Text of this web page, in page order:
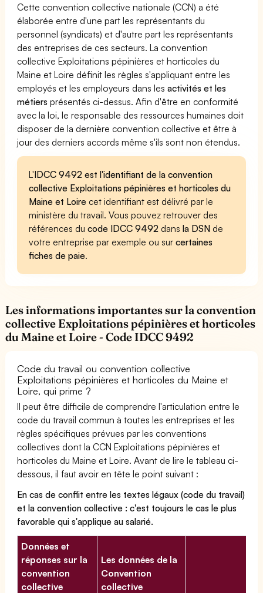
Cette convention collective nationale (CCN) a été
élaborée entre d'une part les représentants du
personnel (syndicats) et d'autre part les représentants
des entreprises de ces secteurs. La convention
collective Exploitations pépinières et horticoles du
Maine et Loire définit les règles s'appliquant entre les
employés et les employeurs dans lesactivités et les
métiers présentés ci-dessus. Afin d'être en conformité
avec la loi, le responsable des ressources humaines doit
disposer de la dernière convention collective et être à
jour des derniers accords même s'ils sont non étendus.
L'IDCC 9492 est l'identifiant de la convention
collective Exploitations pépinières et horticoles du
Maine et Loire cet identifiant est délivré par le
ministère du travail. Vous pouvez retrouver des
références ducode IDCC 9492 dansla DSN de
votre entreprise par exemple ou surcertaines
fiches de paie.
Les informations importantes sur la convention
collective Exploitations pépinières et horticoles
du Maine et Loire - Code IDCC 9492
Code du travail ou convention collective
Exploitations pépinières et horticoles du Maine et
Loire, qui prime ?
Il peut être difficile de comprendre l'articulation entre le
code du travail commun à toutes les entreprises et les
règles spécifiques prévues par les conventions
collectives dont la CCN Exploitations pépinières et
horticoles du Maine et Loire. Avant de lire le tableau ci-
dessous, il faut avoir en tête le point suivant :
En cas de conflit entre les textes légaux (code du travail)
et la convention collective : c'est toujours le cas le plus
favorable qui s'applique au salarié.
Données et
réponses sur la
convention
collective
Les données de la
Convention
collective